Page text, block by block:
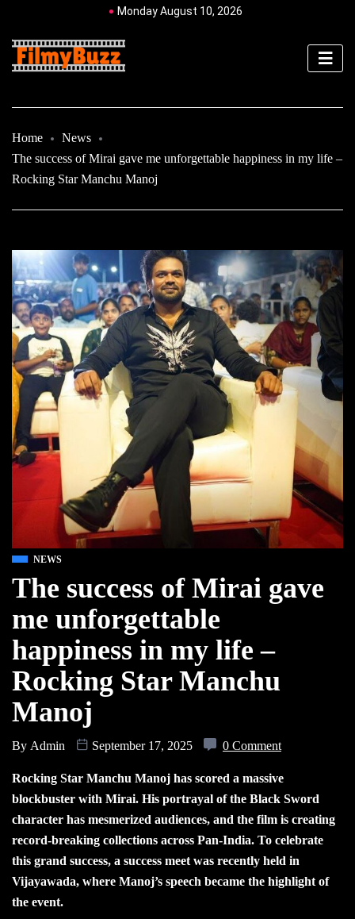
Monday August 10, 2026
Home
News
The success of Mirai gave me unforgettable happiness in my life –
Rocking Star Manchu Manoj
NEWS
The success of Mirai gave
me unforgettable
happiness in my life –
Rocking Star Manchu
Manoj
By Admin September 17, 2025 0 Comment
Rocking Star Manchu Manoj has scored a massive
blockbuster with Mirai. His portrayal of the Black Sword
character has mesmerized audiences, and the film is creating
record-breaking collections across Pan-India. To celebrate
this grand success, a success meet was recently held in
Vijayawada, where Manoj’s speech became the highlight of
the event.